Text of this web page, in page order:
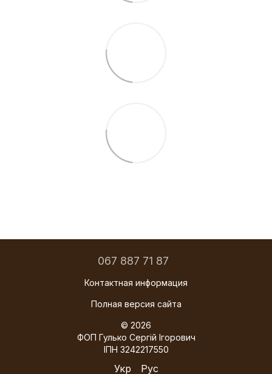
067 887 71 87
Контактная информация
Полная версия сайта
© 2026
ФОП Гулько Сергій Ігорович
ІПН 3242217550
Укр Рус